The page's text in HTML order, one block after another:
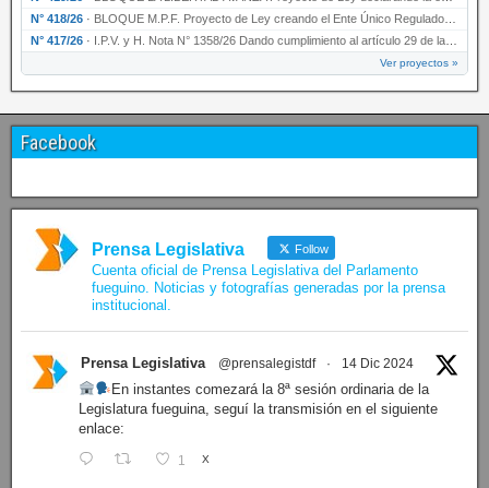
N° 418/26 · BLOQUE M.P.F. Proyecto de Ley creando el Ente Único Regulador de servicios públicos de la …
N° 417/26 · I.P.V. y H. Nota N° 1358/26 Dando cumplimiento al artículo 29 de la Ley provincial N° 1399…
Ver proyectos »
Facebook
Prensa Legislativa Follow
Cuenta oficial de Prensa Legislativa del Parlamento
fueguino. Noticias y fotografías generadas por la prensa
institucional.
Prensa Legislativa @prensalegistdf · 14 Dic 2024
En instantes comezará la 8ª sesión ordinaria de la
Legislatura fueguina, seguí la transmisión en el siguiente
enlace:
1 X